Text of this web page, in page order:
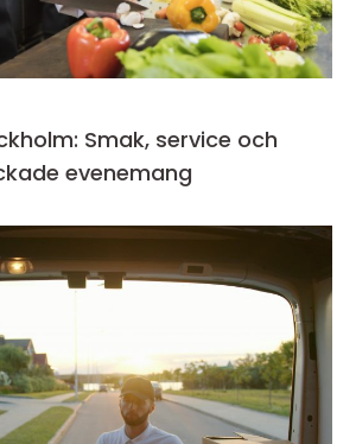
Smak, service och
evenemang